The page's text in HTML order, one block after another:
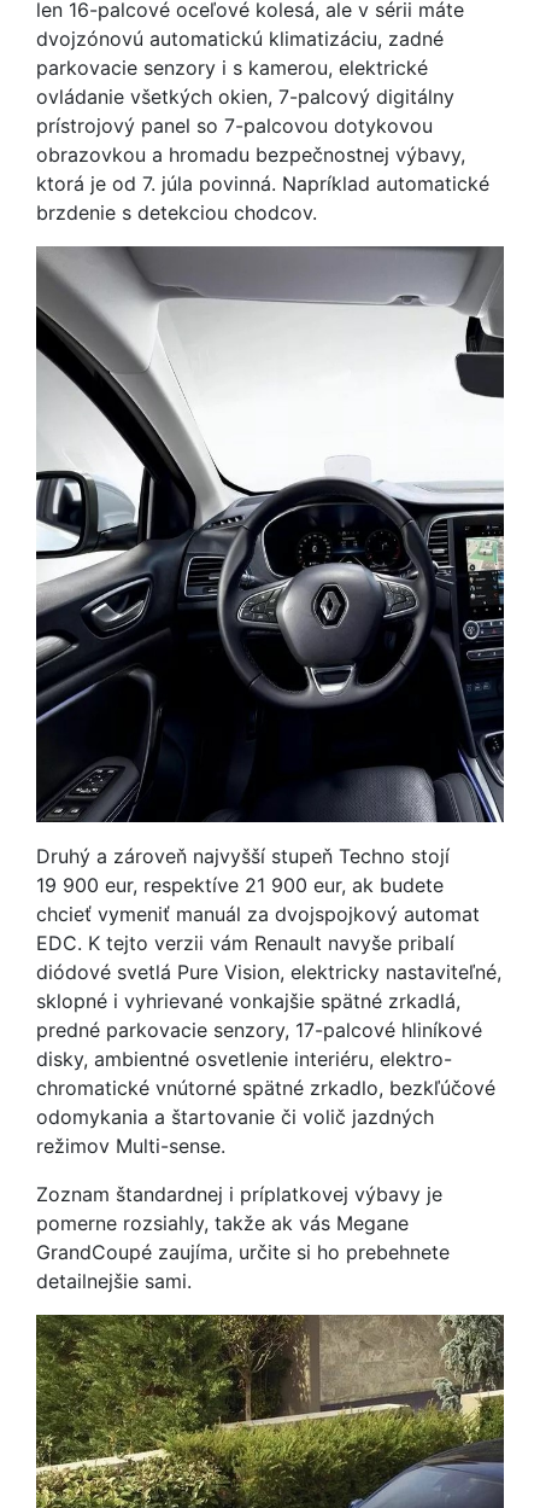
len 16-palcové oceľové kolesá, ale v sérii máte
dvojzónovú automatickú klimatizáciu, zadné
parkovacie senzory i s kamerou, elektrické
ovládanie všetkých okien, 7-palcový digitálny
prístrojový panel so 7-palcovou dotykovou
obrazovkou a hromadu bezpečnostnej výbavy,
ktorá je od 7. júla povinná. Napríklad automatické
brzdenie s detekciou chodcov.
Druhý a zároveň najvyšší stupeň Techno stojí
19 900 eur, respektíve 21 900 eur, ak budete
chcieť vymeniť manuál za dvojspojkový automat
EDC. K tejto verzii vám Renault navyše pribalí
diódové svetlá Pure Vision, elektricky nastaviteľné,
sklopné i vyhrievané vonkajšie spätné zrkadlá,
predné parkovacie senzory, 17-palcové hliníkové
disky, ambientné osvetlenie interiéru, elektro-
chromatické vnútorné spätné zrkadlo, bezkľúčové
odomykania a štartovanie či volič jazdných
režimov Multi-sense.
Zoznam štandardnej i príplatkovej výbavy je
pomerne rozsiahly, takže ak vás Megane
GrandCoupé zaujíma, určite si ho prebehnete
detailnejšie sami.